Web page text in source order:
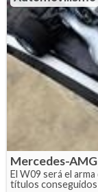
Mercedes-
El W09 será el
títulos